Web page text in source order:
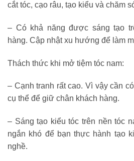
cắt tóc, cạo râu, tạo kiểu và chăm
– Có khả năng được sáng tạo
hàng. Cập nhật xu hướng để làm
Thách thức khi mở tiệm tóc nam:
– Cạnh tranh rất cao. Vì vậy cần
cụ thể để giữ chân khách hàng.
– Sáng tạo kiểu tóc trên nền tóc
ngắn khó để bạn thực hành tạo
nghề.